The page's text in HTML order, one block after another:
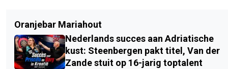
Oranjebar Mariahout
Nederlands succes aan Adriatische
kust: Steenbergen pakt titel, Van der
Zande stuit op 16-jarig toptalent